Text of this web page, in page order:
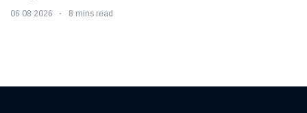
06 08 2026 8 mins read